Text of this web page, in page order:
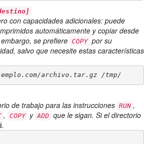
con capacidades adicionales: puede
automáticamente y copiar desde
se prefiere COPY por su
salvo que necesite estas características
archivo.tar.gz /tmp/
de trabajo para las instrucciones RUN ,
, COPY y ADD que le sigan. Si el directorio